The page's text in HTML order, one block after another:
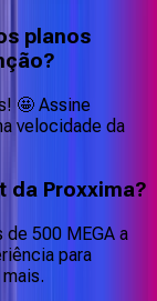
planos
🤩 Assine
velocidade da
da Proxxima?
500 MEGA a
para